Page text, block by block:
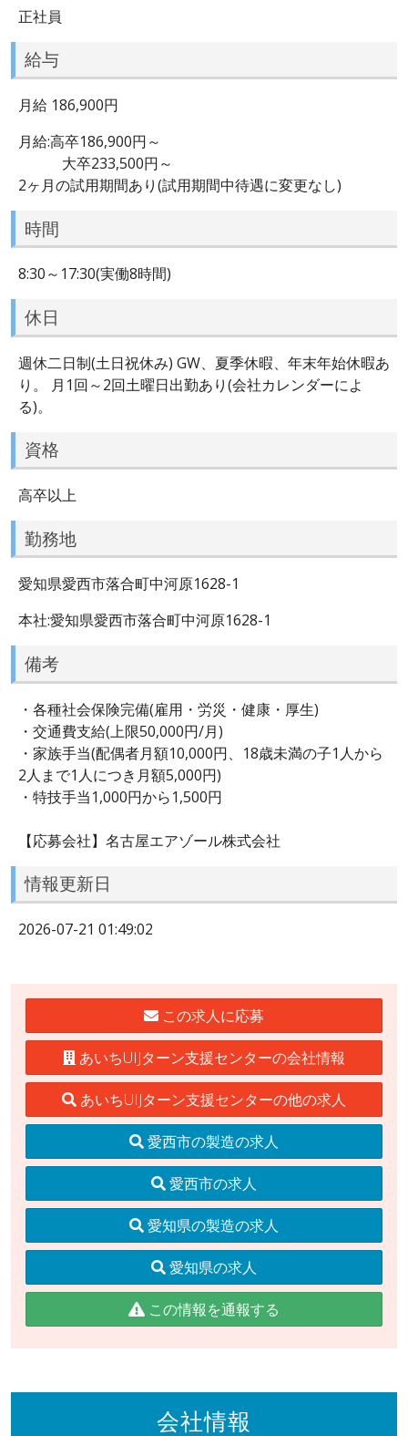
正社員
給与
月給 186,900円
月給:高卒186,900円～
大卒233,500円～
2ヶ月の試用期間あり(試用期間中待遇に変更なし)
時間
8:30～17:30(実働8時間)
休日
週休二日制(土日祝休み) GW、夏季休暇、年末年始休暇あ
り。 月1回～2回土曜日出勤あり(会社カレンダーによ
る)。
資格
高卒以上
勤務地
愛知県愛西市落合町中河原1628-1
本社:愛知県愛西市落合町中河原1628-1
備考
・各種社会保険完備(雇用・労災・健康・厚生)
・交通費支給(上限50,000円/月)
・家族手当(配偶者月額10,000円、18歳未満の子1人から
2人まで1人につき月額5,000円)
・特技手当1,000円から1,500円
【応募会社】名古屋エアゾール株式会社
情報更新日
2026-07-21 01:49:02
この求人に応募
あいちUIJターン支援センターの会社情報
あいちUIJターン支援センターの他の求人
愛西市の製造の求人
愛西市の求人
愛知県の製造の求人
愛知県の求人
この情報を通報する
会社情報